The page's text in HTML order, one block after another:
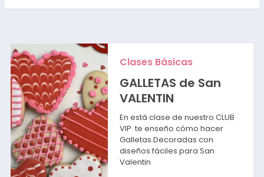
Clases Básicas
GALLETAS de San
VALENTIN
En está clase de nuestro CLUB
VIP te enseño cómo hacer
Galletas Decoradas con
diseños fáciles para San
Valentin